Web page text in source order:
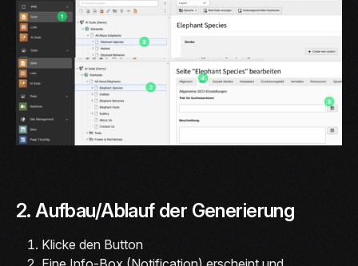
2. Aufbau/Ablauf der Generierung
Klicke den Button